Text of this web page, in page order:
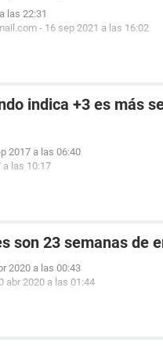
las 22:31
- 16 sep 2021 a las 16:02
indica +3 es más
2017 a las 06:40
a las 10:17
son 23 semanas de
2020 a las 00:43
abr 2020 a las 01:44